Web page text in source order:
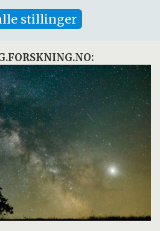
stillinger